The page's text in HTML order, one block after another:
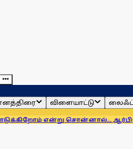
விளையாட்டு
சொன்னால்... ஆர்பிஐ